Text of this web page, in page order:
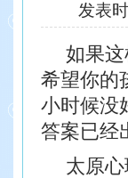
发表
如果
希望你的
小时候没
答案已经
太原